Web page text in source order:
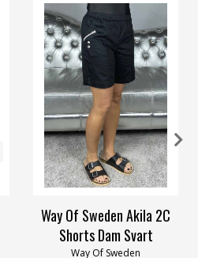
XS S L XXL 3XL 4XL
Way Of Sweden Akila 2C
Shorts Dam Svart
Way Of Sweden